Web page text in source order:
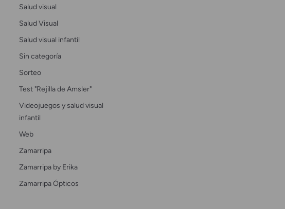
Salud visual
Salud Visual
Salud visual infantil
Sin categoría
Sorteo
Test "Rejilla de Amsler"
Videojuegos y salud visual
infantil
Web
Zamarripa
Zamarripa by Erika
Zamarripa Ópticos